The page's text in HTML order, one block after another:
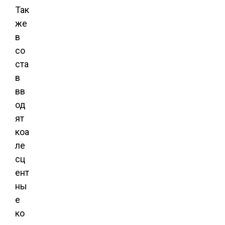
Так
же
в
со
ста
в
вв
од
ят
коа
ле
сц
ент
ны
е
ко